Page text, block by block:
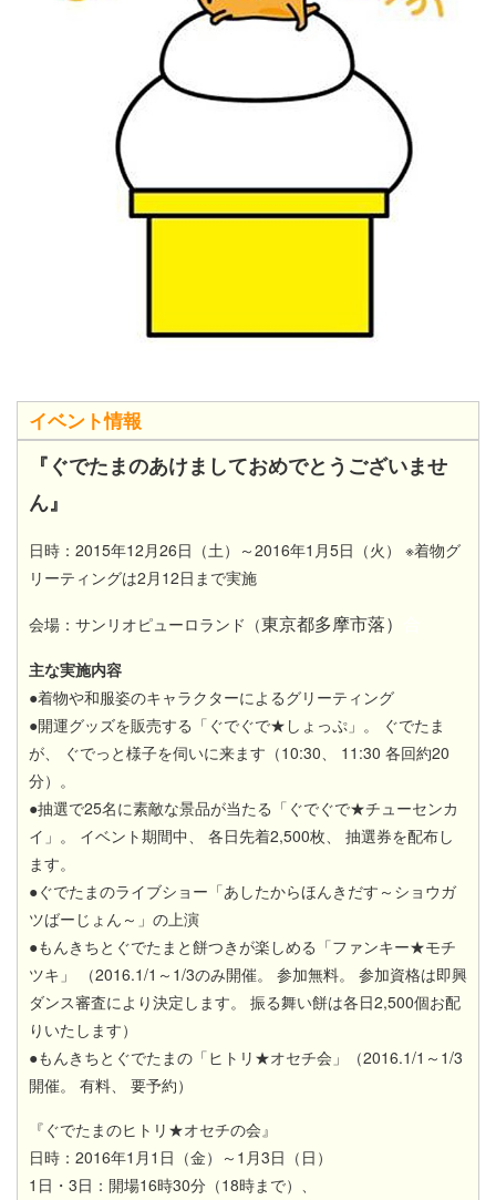
イベント情報
『ぐでたまのあけましておめでとうございませ
ん』
日時：2015年12月26日（土）～2016年1月5日（火） ※着物グ
リーティングは2月12日まで実施
会場：サンリオピューロランド（東京都多摩市落）
主な実施内容
●着物や和服姿のキャラクターによるグリーティング
●開運グッズを販売する「ぐでぐで★しょっぷ」。 ぐでたま
が、 ぐでっと様子を伺いに来ます（10:30、 11:30 各回約20
分）。
●抽選で25名に素敵な景品が当たる「ぐでぐで★チューセンカ
イ」。 イベント期間中、 各日先着2,500枚、 抽選券を配布し
ます。
●ぐでたまのライブショー「あしたからほんきだす～ショウガ
ツばーじょん～」の上演
●もんきちとぐでたまと餅つきが楽しめる「ファンキー★モチ
ツキ」 （2016.1/1～1/3のみ開催。 参加無料。 参加資格は即興
ダンス審査により決定します。 振る舞い餅は各日2,500個お配
りいたします）
●もんきちとぐでたまの「ヒトリ★オセチ会」（2016.1/1～1/3
開催。 有料、 要予約）
『ぐでたまのヒトリ★オセチの会』
日時：2016年1月1日（金）～1月3日（日）
1日・3日：開場16時30分（18時まで）、